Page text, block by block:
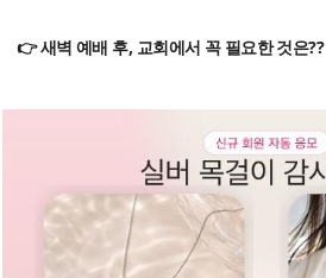
👉 새벽 예배 후, 교회에서 꼭 필요한 것은??